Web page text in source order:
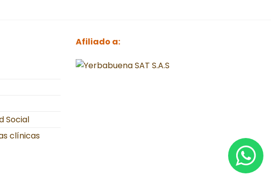
Social
clínicas
Afiliado a: